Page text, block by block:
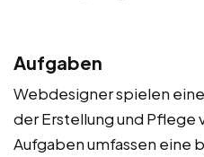
Aufgaben
Webdesigner spielen
der Erstellung und Pflege
Aufgaben umfassen eine